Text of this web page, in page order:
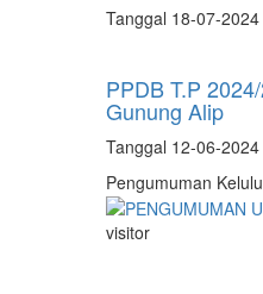
Tanggal 18-07-
PPDB T.P
Gunung Alip
Tanggal 12-06-
Pengumuman
visitor